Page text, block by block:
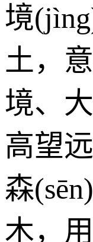
境
土，
境、
高望远
森
木，